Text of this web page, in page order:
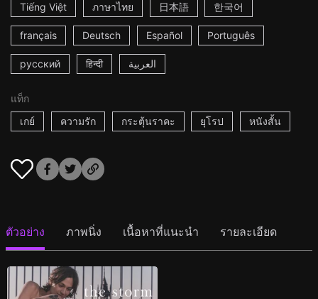
Tiếng Việt ภาษาไทย 日本語 한국어
français Deutsch Español Português
русский हिन्दी العربية
แท็ก
เกย์
ความรัก กระตุ้นราคะ ยุโรป หนังสั้น
ตัวอย่าง ภาพนิ่ง เนื้อหาที่แนะนำ รายละเอียด